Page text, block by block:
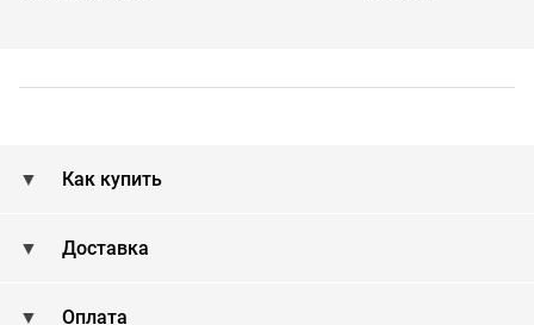
Как купить
Доставка
Оплата